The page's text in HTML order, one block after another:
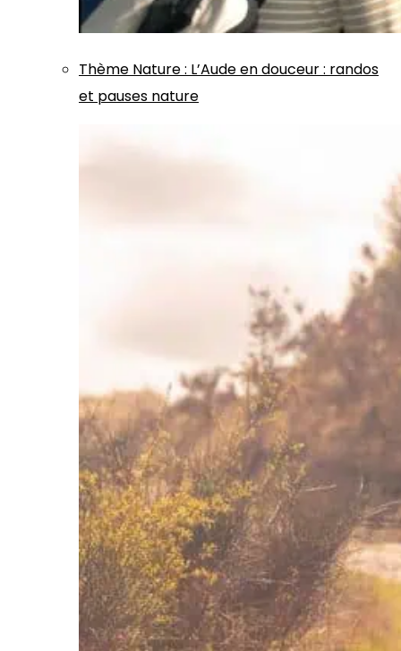
Thème Nature: L’Aude en douceur : randos
et pauses nature